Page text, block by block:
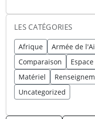
LES CATÉGORIES
Afrique Armée de
Comparaison
Espace
Matériel
Uncategorized